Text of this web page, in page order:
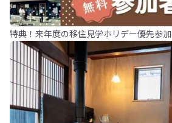
特典！来年度の移住見学ホリデー優先参